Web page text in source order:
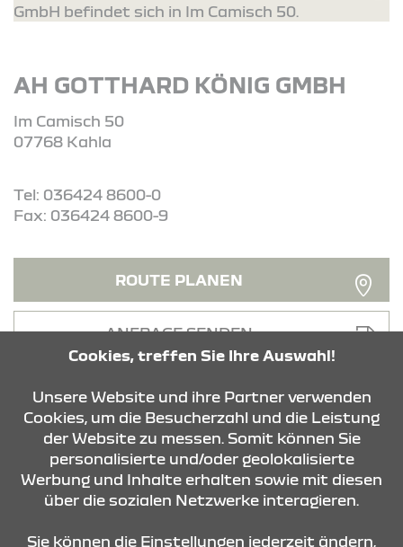
GmbH befindet sich in Im Camisch 50.
AH GOTTHARD KÖNIG GMBH
Im Camisch 50
07768 Kahla
Tel: 036424 8600-0
Fax: 036424 8600-9
ROUTE PLANEN
ANFRAGE SENDEN
KONTAKT & ANFAHRT
STANDORTE
Cookies, treffen Sie Ihre Auswahl!
Unsere Website und ihre Partner verwenden
Cookies, um die Besucherzahl und die Leistung
der Website zu messen. Somit können Sie
personalisierte und/oder geolokalisierte
Werbung und Inhalte erhalten sowie mit diesen
über die sozialen Netzwerke interagieren.
Sie können die Einstellungen jederzeit ändern,